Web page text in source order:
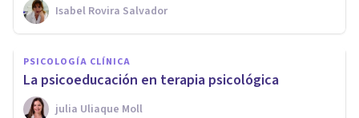
Isabel Rovira Salvador
PSICOLOGÍA CLÍNICA
La psicoeducación en terapia psicológica
​julia Uliaque Moll
Los 16 motivos de consulta
psicológica más comunes